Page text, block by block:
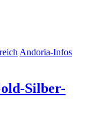
Andoria-Infos
Silber-